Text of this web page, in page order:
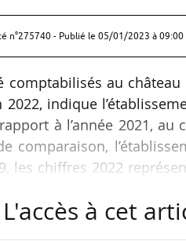
n°275740 - Publié le 05/01/2023 à 09:00
comptabilisés au
2022, indique
à l’année 2021,
comparaison,
les chiffres 2022
L'accès à cet